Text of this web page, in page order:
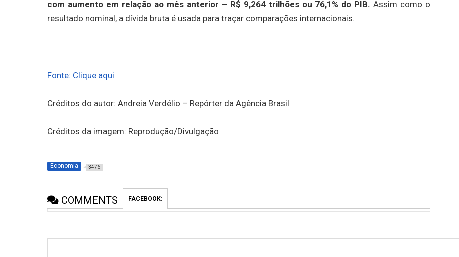
com aumento em relação ao mês anterior – R$ 9,264 trilhões ou 76,1% do PIB. Assim como o
resultado nominal, a dívida bruta é usada para traçar comparações internacionais.
Fonte: Clique aqui
Créditos do autor: Andreia Verdélio – Repórter da Agência Brasil
Créditos da imagem: Reprodução/Divulgação
Economia 3476
COMMENTS FACEBOOK: